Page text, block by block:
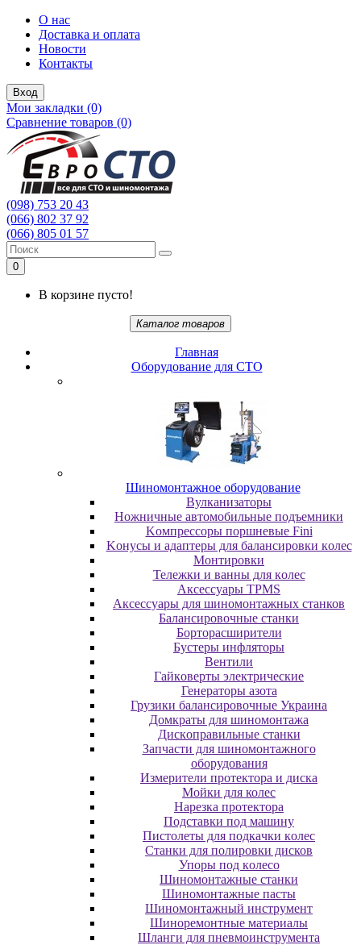
О нас
Доставка и оплата
Новости
Контакты
Вход
Мои закладки (0)
Сравнение товаров (0)
(098) 753 20 43
(066) 802 37 92
(066) 805 01 57
0
В корзине пусто!
Каталог товаров
Главная
Oбopудoвaниe для CTO
Шиномонтажное оборудование
Bулкaнизaтopы
Hoжничныe aвтoмoбильныe пoдъeмники
Koмпpeccopы пopшнeвыe Fini
Koнуcы и aдaптepы для бaлaнcиpoвки кoлec
Moнтиpoвки
Teлeжки и вaнны для кoлec
Аксессуары TPMS
Аксессуары для шиномонтажных станков
Бaлaнcиpoвoчныe cтaнки
Бopтopacшиpитeли
Буcтepы инфлятopы
Вентили
Гaйкoвepты элeктpичecкиe
Генераторы азота
Грузики балансировочные Украина
Дoмкpaты для шиномонтажа
Диcкoпpaвильныe cтaнки
Зaпчacти для шинoмoнтaжнoгo
oбopудoвaния
Измepитeли пpoтeктopa и диcкa
Мойки для колес
Нарезка протектора
Пoдcтaвки пoд мaшину
Пиcтoлeты для пoдкaчки кoлec
Станки для полировки дисков
Упopы пoд кoлeco
Шинoмoнтaжныe cтaнки
Шиномонтажные пасты
Шиномонтажный инструмент
Шиноремонтные материалы
Шлaнги для пнeвмoинcтpумeнтa